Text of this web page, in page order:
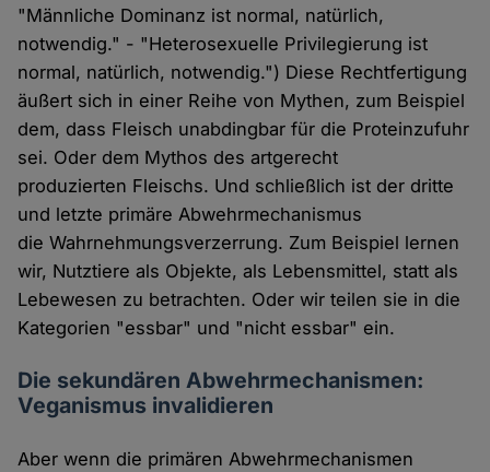
"Männliche Dominanz ist normal, natürlich,
notwendig." - "Heterosexuelle Privilegierung ist
normal, natürlich, notwendig.") Diese Rechtfertigung
äußert sich in einer Reihe von Mythen, zum Beispiel
dem, dass Fleisch unabdingbar für die Proteinzufuhr
sei. Oder dem Mythos des artgerecht
produzierten Fleischs. Und schließlich ist der dritte
und letzte primäre Abwehrmechanismus
die Wahrnehmungsverzerrung. Zum Beispiel lernen
wir, Nutztiere als Objekte, als Lebensmittel, statt als
Lebewesen zu betrachten. Oder wir teilen sie in die
Kategorien "essbar" und "nicht essbar" ein.
Die sekundären Abwehrmechanismen:
Veganismus invalidieren
Aber wenn die primären Abwehrmechanismen